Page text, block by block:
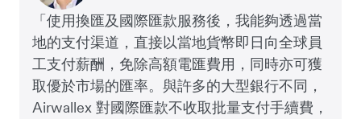
「使用換匯及國際匯款服務後，我能夠透過當
地的支付渠道，直接以當地貨幣即日向全球員
工支付薪酬，免除高額電匯費用，同時亦可獲
取優於市場的匯率。與許多的大型銀行不同，
Airwallex 對國際匯款不收取批量支付手續費，